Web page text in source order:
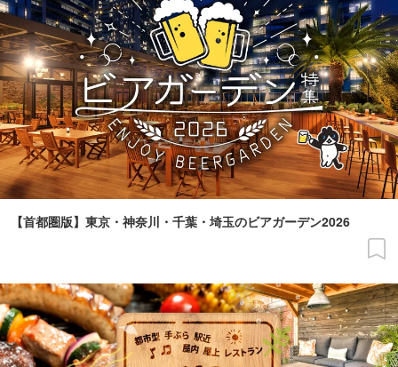
【首都圏版】東京・神奈川・千葉・埼玉のビアガーデン2026